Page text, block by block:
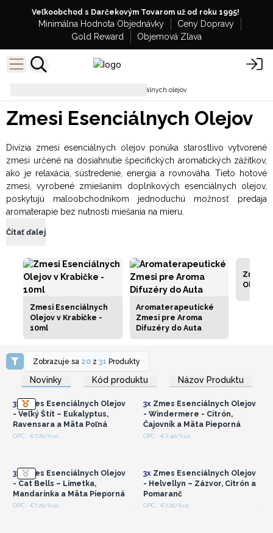
Veľkoobchod s Darčekovým Tovarom už od roku 1995!
Minimálna Hodnota Objednávky
Ceny Dopravy
Gold Reward
Objemová Zľava
Zmesi esenciálnych olejov
Zmesi Esenciálnych Olejov
Divízia zmesí esenciálnych olejov ponúka starostlivo vytvorené
zmesi určené na dosiahnutie špecifických aromatických zážitkov,
ako je relaxácia, sústredenie, energia a rovnováha. Tieto hotové
zmesi, vyrobené zmiešaním doplnkových esenciálnych olejov,
poskytujú maloobchodníkom jednoduchú možnosť predaja
aromaterapie bez nutnosti miešania na mieru.
Čítať ďalej
Zmesi Esenciálnych
Olejov v Krabičke -
10ml
Aromaterapeutické
Zmesi pre Aroma
Difuzéry do Auta
Zmes
Olejov
Zobrazuje sa 20 z31 Produkty
Novinky Kód produktu Názov Produktu
Prihláste sa alebo
zaregistrujte sa pre
veľkoobchodné ceny
3x Zmes Esenciálnych Olejov
- Veľký Štít – Eukalyptus,
Ravensara a Mäta Poľná
OPC : €7.20/kus
zaregistrujte sa pre
veľkoobchodné ceny
3xZmes Esenciálnych Olejov
- Windermere - Citrón,
Čajovník a Mäta Pieporná
OPC : €2.40/kus
Prihláste sa alebo
3x Zmes Esenciálnych Olejov
- Cat Bells – Limetka,
Mandarínka a Mäta Pieporná
OPC : €7.20/kus
Prihláste sa alebo
3xZmes Esenciálnych Olejov
- Helvellyn – Zázvor, Citrón a
Pomaranč
OPC : €7.20/kus
Prihláste sa alebo
Prihláste sa alebo